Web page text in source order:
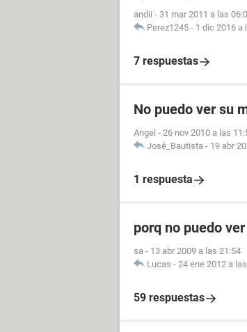
andii - 31 mar 2011 a las
Perez1245 - 1 dic 2016 a
7 respuestas
No puedo ver su
Angel - 26 nov 2010 a las
José_Bautista - 19 abr
1 respuesta
porq no puedo
sa - 13 abr 2009 a las 21:54
Lucas - 24 ene 2012 a
59 respuestas